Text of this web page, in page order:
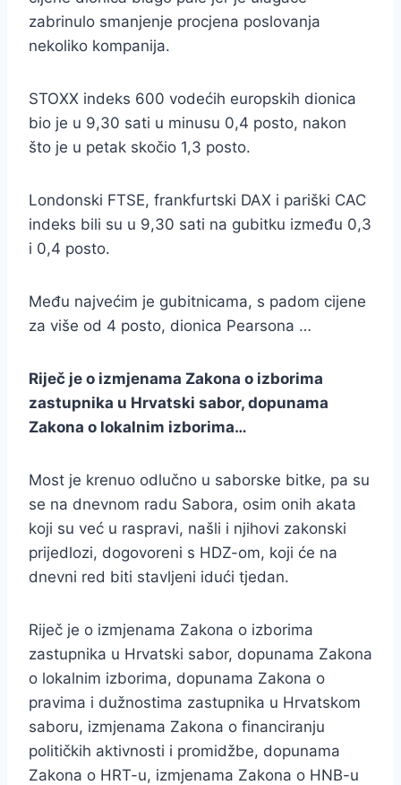
zabrinulo smanjenje procjena poslovanja
nekoliko kompanija.
STOXX indeks 600 vodećih europskih dionica
bio je u 9,30 sati u minusu 0,4 posto, nakon
što je u petak skočio 1,3 posto.
Londonski FTSE, frankfurtski DAX i pariški CAC
indeks bili su u 9,30 sati na gubitku između 0,3
i 0,4 posto.
Među najvećim je gubitnicama, s padom cijene
za više od 4 posto, dionica Pearsona …
Riječ je o izmjenama Zakona o izborima
zastupnika u Hrvatski sabor, dopunama
Zakona o lokalnim izborima…
Most je krenuo odlučno u saborske bitke, pa su
se na dnevnom radu Sabora, osim onih akata
koji su već u raspravi, našli i njihovi zakonski
prijedlozi, dogovoreni s HDZ-om, koji će na
dnevni red biti stavljeni idući tjedan.
Riječ je o izmjenama Zakona o izborima
zastupnika u Hrvatski sabor, dopunama Zakona
o lokalnim izborima, dopunama Zakona o
pravima i dužnostima zastupnika u Hrvatskom
saboru, izmjenama Zakona o financiranju
političkih aktivnosti i promidžbe, dopunama
Zakona o HRT-u, izmjenama Zakona o HNB-u